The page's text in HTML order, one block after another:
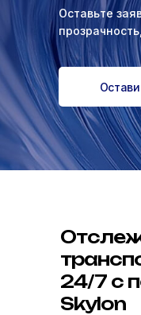
Оставьте
24/7 с
Skylon